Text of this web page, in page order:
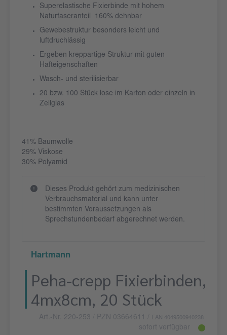
Superelastische Fixierbinde mit hohem
Naturfaseranteil 160% dehnbar
Gewebestruktur besonders leicht und
luftdruchlässig
Ergeben kreppartige Struktur mit guten
Hafteigenschaften
Wasch- und sterilisierbar
20 bzw. 100 Stück lose im Karton oder einzeln in
Zellglas
41% Baumwolle
29% Viskose
30% Polyamid
Dieses Produkt gehört zum medizinischen
Verbrauchsmaterial und kann unter
bestimmten Voraussetzungen als
Sprechstundenbedarf abgerechnet werden.
Hartmann
Peha-crepp Fixierbinden,
4mx8cm, 20 Stück
Art.-Nr. 220-253 / PZN 03664611 EAN 4049500940238
sofort verfügbar